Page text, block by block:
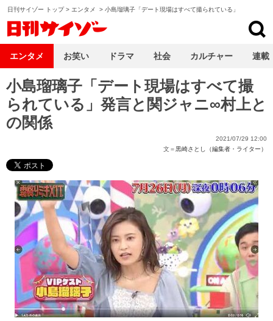
日刊サイゾー トップ> エンタメ > 小島瑠璃子「デート現場はすべて撮られている」
小島瑠璃子「デート現場はすべて撮
られている」発言と関ジャニ∞村上と
の関係
2021/07/29 12:00
文＝黒崎さとし（編集者・ライター）
エンタメ お笑い ドラマ 社会 カルチャー 連載